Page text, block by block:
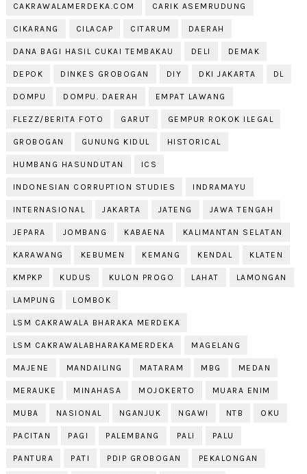
CAKRAWALAMERDEKA.COM CARIK ASEMRUDUNG
CIKARANG CILACAP CITARUM DAERAH
DANA BAGI HASIL CUKAI TEMBAKAU DELI DEMAK
DEPOK DINKES GROBOGAN DIY DKI JAKARTA DL
DOMPU DOMPU. DAERAH EMPAT LAWANG
FLEZZ/BERITA FOTO GARUT GEMPUR ROKOK ILEGAL
GROBOGAN GUNUNG KIDUL HISTORICAL
HUMBANG HASUNDUTAN ICS
INDONESIAN CORRUPTION STUDIES INDRAMAYU
INTERNASIONAL JAKARTA JATENG JAWA TENGAH
JEPARA JOMBANG KABAENA KALIMANTAN SELATAN
KARAWANG KEBUMEN KEMANG KENDAL KLATEN
KMPKP KUDUS KULON PROGO LAHAT LAMONGAN
LAMPUNG LOMBOK
LSM CAKRAWALA BHARAKA MERDEKA
LSM CAKRAWALABHARAKAMERDEKA MAGELANG
MAJENE MANDAILING MATARAM MBG MEDAN
MERAUKE MINAHASA MOJOKERTO MUARA ENIM
MUBA NASIONAL NGANJUK NGAWI NTB OKU
PACITAN PAGI PALEMBANG PALI PALU
PANTURA PATI PDIP GROBOGAN PEKALONGAN